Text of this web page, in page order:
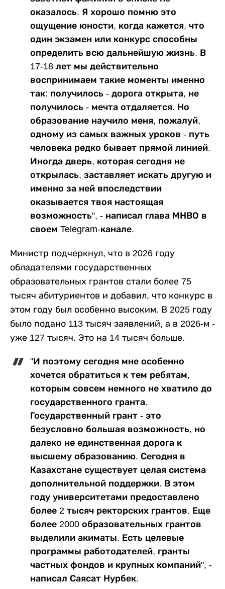
оказалось. Я хорошо помню это
ощущение юности, когда кажется, что
один экзамен или конкурс способны
определить всю дальнейшую жизнь. В
17-18 лет мы действительно
воспринимаем такие моменты именно
так: получилось - дорога открыта, не
получилось - мечта отдаляется. Но
образование научило меня, пожалуй,
одному из самых важных уроков - путь
человека редко бывает прямой линией.
Иногда дверь, которая сегодня не
открылась, заставляет искать другую и
именно за ней впоследствии
оказывается твоя настоящая
возможность", - написал глава МНВО в
своем Telegram-канале.
Министр подчеркнул, что в 2026 году
обладателями государственных
образовательных грантов стали более 75
тысяч абитуриентов и добавил, что конкурс в
этом году был особенно высоким. В 2025 году
было подано 113 тысяч заявлений, а в 2026-м -
уже 127 тысяч. Это на 14 тысяч больше.
"И поэтому сегодня мне особенно
хочется обратиться к тем ребятам,
которым совсем немного не хватило до
государственного гранта.
Государственный грант - это
безусловно большая возможность, но
далеко не единственная дорога к
высшему образованию. Сегодня в
Казахстане существует целая система
дополнительной поддержки. В этом
году университетами предоставлено
более 2 тысяч ректорских грантов. Еще
более 2000 образовательных грантов
выделили акиматы. Есть целевые
программы работодателей, гранты
частных фондов и крупных компаний", -
написал Саясат Нурбек.